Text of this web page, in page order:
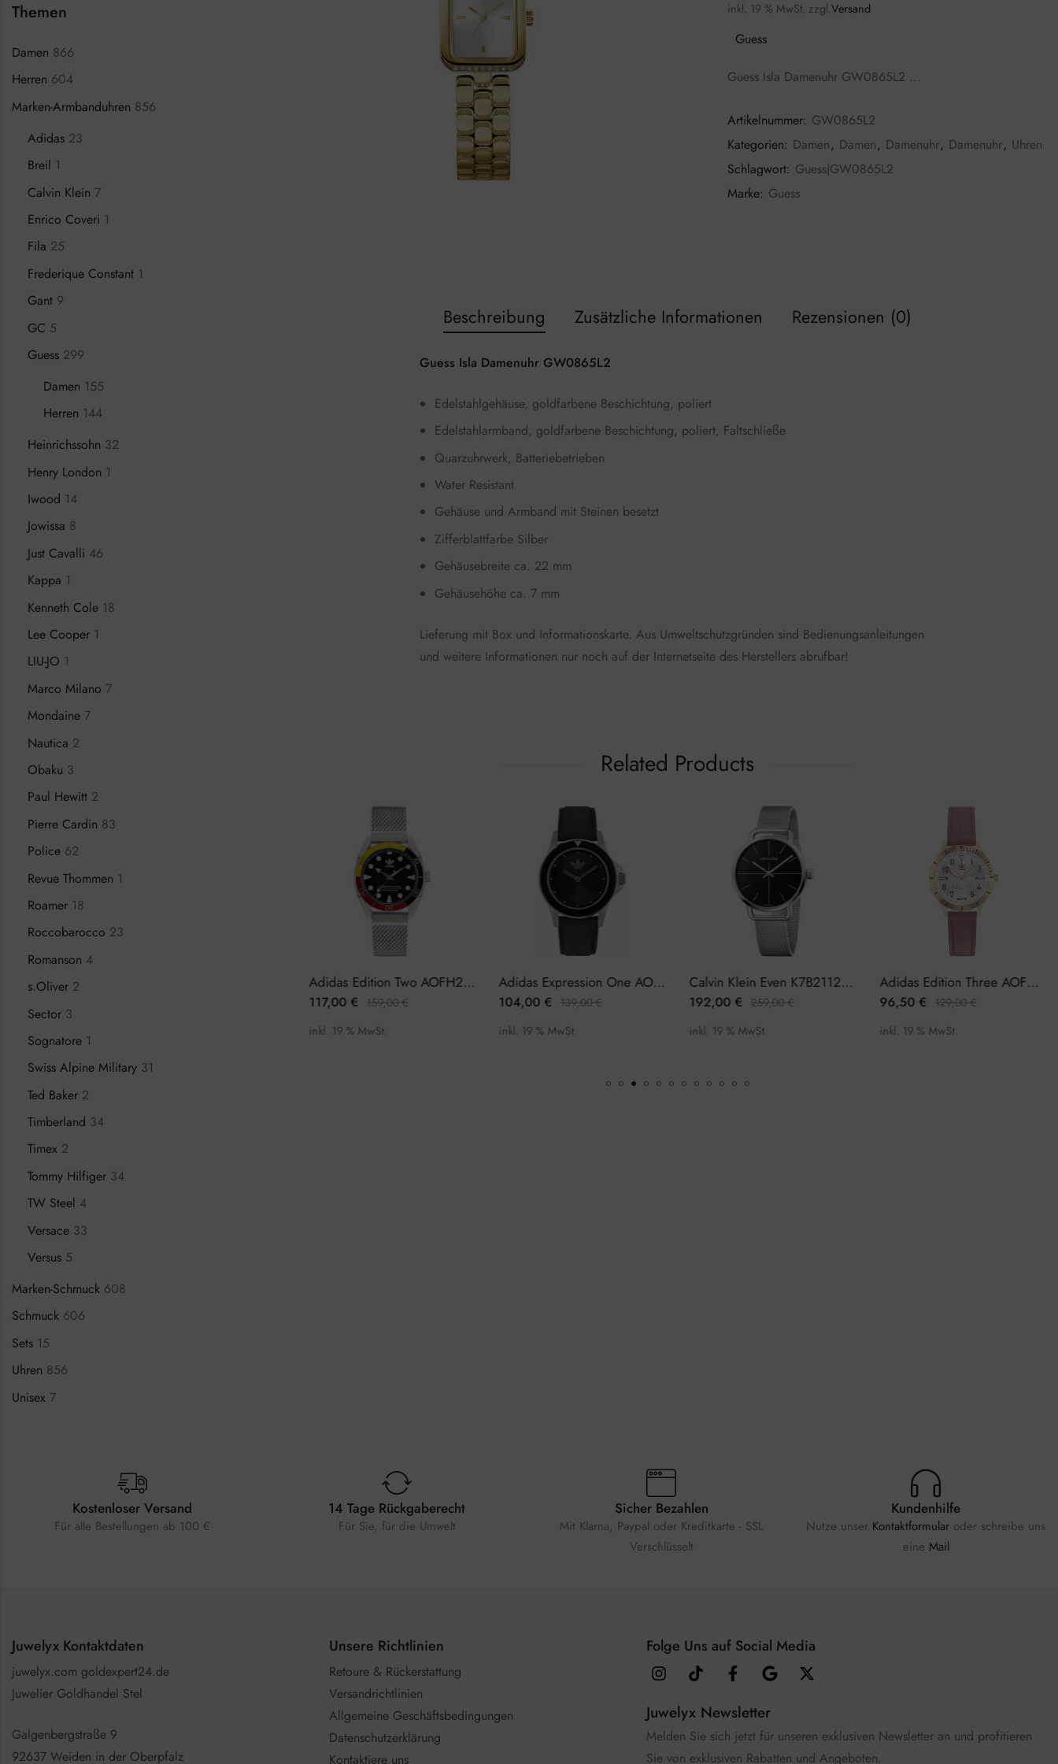
inkl. 19 % MwSt. zzgl.Versand
Guess
Guess Isla Damenuhr GW0865L2 …
Artikelnummer: GW0865L2
Kategorien: Damen, Damen, Damenuhr, Damenuhr, Uhren
Schlagwort: Guess|GW0865L2
Marke: Guess
Beschreibung Zusätzliche Informationen Rezensionen (0)
Guess Isla Damenuhr GW0865L2
Edelstahlgehäuse, goldfarbene Beschichtung, poliert
Edelstahlarmband, goldfarbene Beschichtung, poliert, Faltschließe
Quarzuhrwerk, Batteriebetrieben
Water Resistant
Gehäuse und Armband mit Steinen besetzt
Zifferblattfarbe Silber
Gehäusebreite ca. 22 mm
Gehäusehöhe ca. 7 mm
Lieferung mit Box und Informationskarte. Aus Umweltschutzgründen sind Bedienungsanleitungen
und weitere Informationen nur noch auf der Internetseite des Herstellers abrufbar!
Related Products
Adidas Edition One AOFH22513 Herrenuhr Adidas Edition Two AOFH22502 Herrenuhr
117,00 € 159,00€
inkl. 19 % MwSt.
Adidas Expression One AOFH23016 Herrenuhr
104,00 € 139,00€
inkl. 19 % MwSt.
Calvin Klein Even K7B21121 Herrenuhr
192,00 € 259,00€
inkl. 19 % MwSt.
Adidas Edition Three AOFH22570 Damenuhr
96,50 € 129,00€
inkl. 19 % MwSt.
Themen
Damen 866
Herren 604
Marken-Armbanduhren 856
Adidas 23
Breil 1
Calvin Klein 7
Enrico Coveri 1
Fila 25
Frederique Constant 1
Gant 9
GC 5
Guess 299
Damen 155
Herren 144
Heinrichssohn 32
Henry London 1
Iwood 14
Jowissa 8
Just Cavalli 46
Kappa 1
Kenneth Cole 18
Lee Cooper 1
LIU-JO 1
Marco Milano 7
Mondaine 7
Nautica 2
Obaku 3
Paul Hewitt 2
Pierre Cardin 83
Police 62
Revue Thommen 1
Roamer 18
Roccobarocco 23
Romanson 4
s.Oliver 2
Sector 3
Sognatore 1
Swiss Alpine Military 31
Ted Baker 2
Timberland 34
Timex 2
Tommy Hilfiger 34
TW Steel 4
Versace 33
Versus 5
Marken-Schmuck 608
Schmuck 606
Sets 15
Uhren 856
Unisex 7
Kostenloser Versand
Für alle Bestellungen ab 100 €
14 Tage Rückgaberecht
Für Sie, für die Umwelt
Sicher Bezahlen
Mit Klarna, Paypal oder Kreditkarte - SSL
Verschlüsselt
Kundenhilfe
Nutze unser Kontaktformular oder schreibe uns
eine Mail
Juwelyx Kontaktdaten
juwelyx.com goldexpert24.de
Juwelier Goldhandel Stel
Galgenbergstraße 9
92637 Weiden in der Oberpfalz
Unsere Richtlinien
Retoure & Rückerstattung
Versandrichtlinien
Allgemeine Geschäftsbedingungen
Datenschutzerklärung
Kontaktiere uns
Folge Uns auf Social Media
Juwelyx Newsletter
Melden Sie sich jetzt für unseren exklusiven Newsletter an und profitieren
Sie von exklusiven Rabatten und Angeboten.